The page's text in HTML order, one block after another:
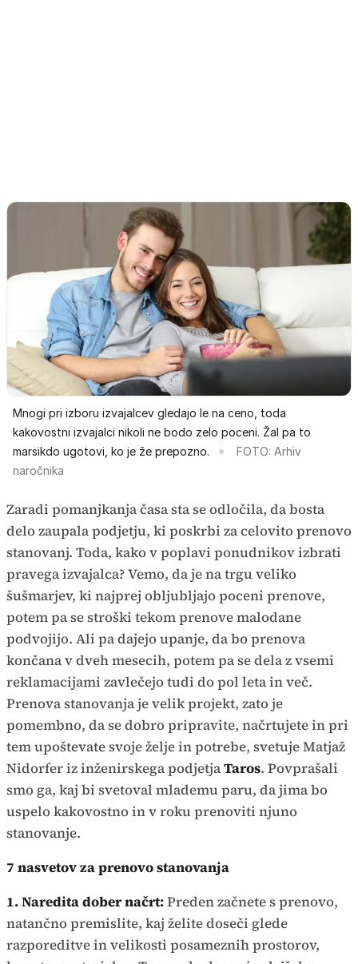
Mnogi pri izboru izvajalcev gledajo le na ceno, toda
kakovostni izvajalci nikoli ne bodo zelo poceni. Žal pa to
marsikdo ugotovi, ko je že prepozno.
FOTO: Arhiv
naročnika
Zaradi pomanjkanja časa sta se odločila, da bosta
delo zaupala podjetju, ki poskrbi za celovito prenovo
stanovanj. Toda, kako v poplavi ponudnikov izbrati
pravega izvajalca? Vemo, da je na trgu veliko
šušmarjev, ki najprej obljubljajo poceni prenove,
potem pa se stroški tekom prenove malodane
podvojijo. Ali pa dajejo upanje, da bo prenova
končana v dveh mesecih, potem pa se dela z vsemi
reklamacijami zavlečejo tudi do pol leta in več.
Prenova stanovanja je velik projekt, zato je
pomembno, da se dobro pripravite, načrtujete in pri
tem upoštevate svoje želje in potrebe, svetuje Matjaž
Nidorfer iz inženirskega podjetjaTaros. Povprašali
smo ga, kaj bi svetoval mlademu paru, da jima bo
uspelo kakovostno in v roku prenoviti njuno
stanovanje.
7 nasvetov za prenovo stanovanja
1. Naredita dober načrt:Preden začnete s prenovo,
natančno premislite, kaj želite doseči glede
razporeditve in velikosti posameznih prostorov,